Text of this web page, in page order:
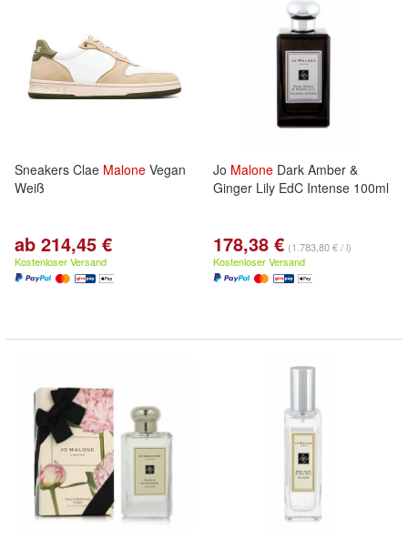
Sneakers Clae Malone Vegan
Weiß
ab 214,45 €
Kostenloser Versand
Jo Malone Dark Amber &
Ginger Lily EdC Intense 100ml
178,38 € (1.783,80 € / l)
Kostenloser Versand